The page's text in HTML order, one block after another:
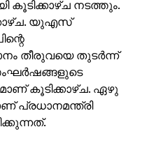
വോട്ടു
ജനാധിപത്യ
ഭീഷണിയാണ്
പറഞ്ഞു.
കൂടിക്കാഴ്ച നടത്തും.
യുഎസ്
തീരുവയെ തുടർന്ന്
കൂടിക്കാഴ്ച. ഏഴു
പ്രധാനമന്ത്രി